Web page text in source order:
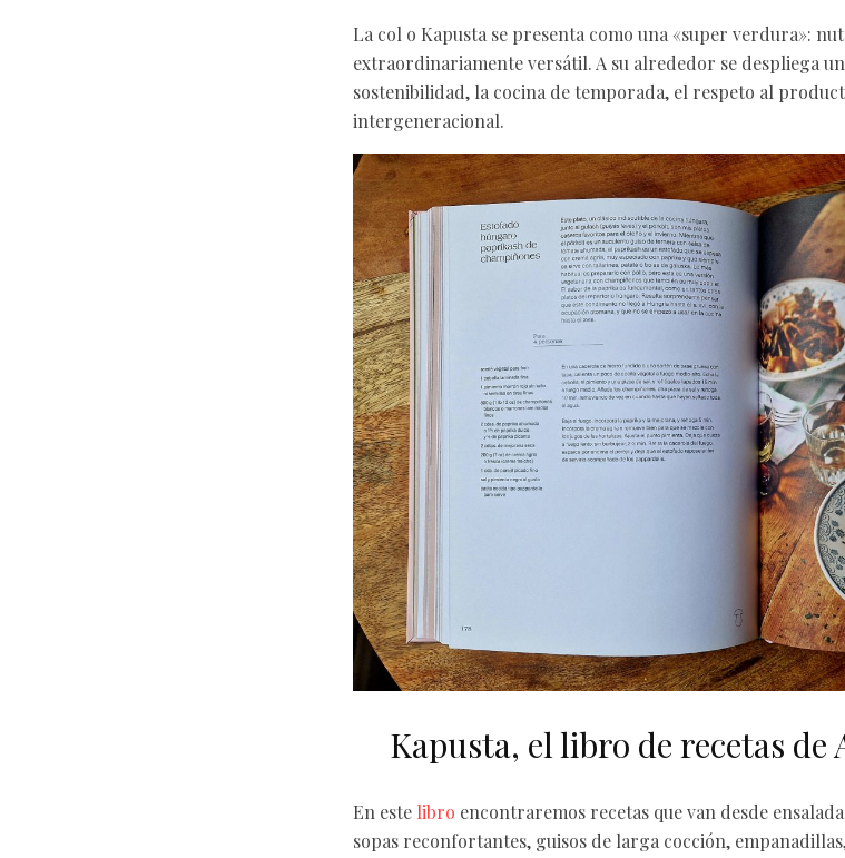
La col o Kapusta se presenta como una «super verdura»:
extraordinariamente versátil. A su alrededor se despliega
sostenibilidad, la cocina de temporada, el respeto al
intergeneracional.
Kapusta, el libro de recetas
En este libro encontraremos recetas que van desde
sopas reconfortantes, guisos de larga cocción,